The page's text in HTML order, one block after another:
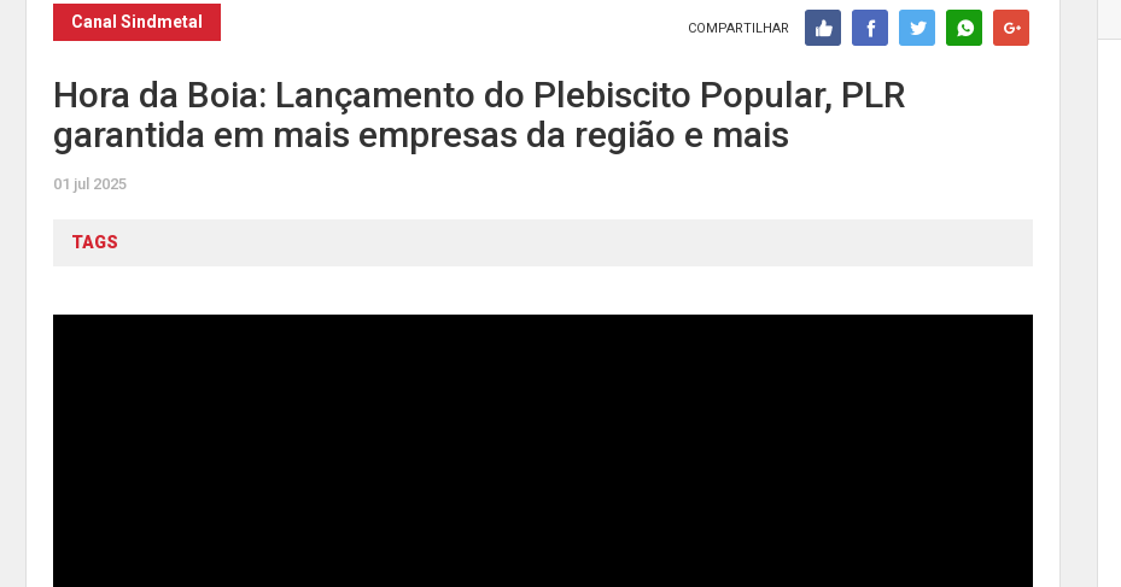
Canal Sindmetal COMPARTILHAR
Hora da Boia: Lançamento do Plebiscito Popular, PLR
garantida em mais empresas da região e mais
01 jul 2025
TAGS